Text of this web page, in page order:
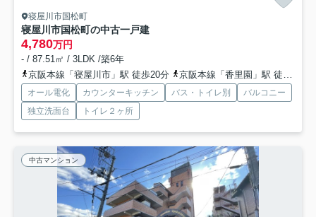
寝屋川市国松町
寝屋川市国松町の中古一戸建
4,780万円
- / 87.51㎡ / 3LDK /築6年
京阪本線「寝屋川市」駅 徒歩20分
京阪本線「香里園」駅 徒歩23分
オール電化 カウンターキッチン バス・トイレ別
バルコニー
独立洗面台
トイレ２ヶ所
中古マンション